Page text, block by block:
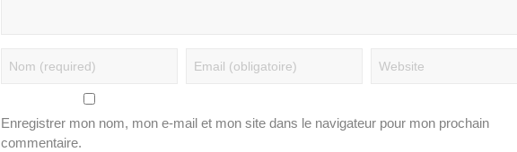
Enregistrer mon nom, mon e-mail et mon site dans le navigateur pour mon prochain
commentaire.